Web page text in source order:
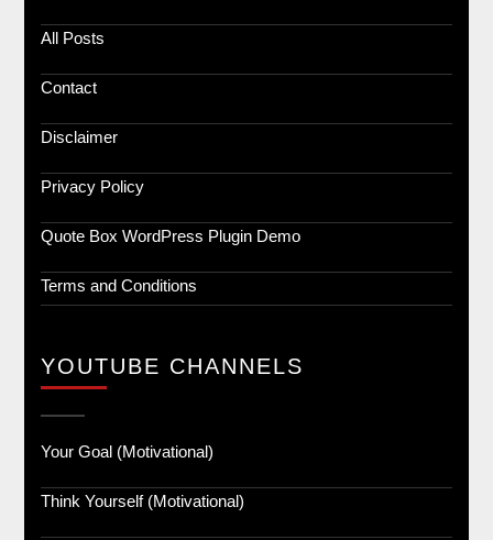
All Posts
Contact
Disclaimer
Privacy Policy
Quote Box WordPress Plugin Demo
Terms and Conditions
YOUTUBE CHANNELS
Your Goal (Motivational)
Think Yourself (Motivational)